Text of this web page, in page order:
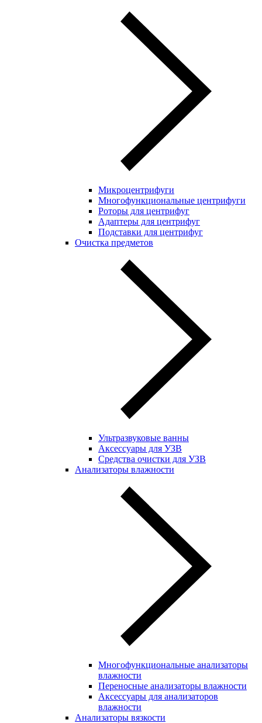
Микроцентрифуги
Многофункциональные центрифуги
Роторы для центрифуг
Адаптеры для центрифуг
Подставки для центрифуг
Очистка предметов
Ультразвуковые ванны
Аксессуары для УЗВ
Средства очистки для УЗВ
Анализаторы влажности
Многофункциональные анализаторы
влажности
Переносные анализаторы влажности
Аксессуары для анализаторов
влажности
Анализаторы вязкости